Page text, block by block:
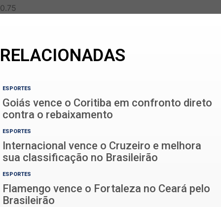
RELACIONADAS
ESPORTES
Goiás vence o Coritiba em confronto direto
contra o rebaixamento
ESPORTES
Internacional vence o Cruzeiro e melhora
sua classificação no Brasileirão
ESPORTES
Flamengo vence o Fortaleza no Ceará pelo
Brasileirão